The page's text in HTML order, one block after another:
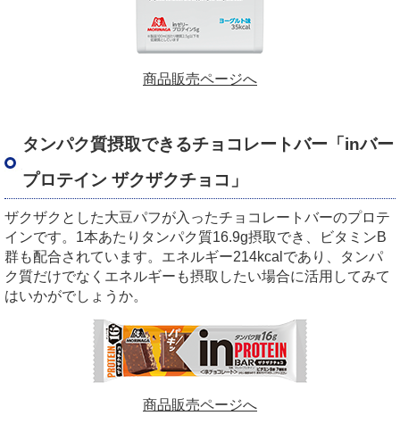
商品販売ページへ
タンパク質摂取できるチョコレートバー「inバー
プロテイン ザクザクチョコ」
ザクザクとした大豆パフが入ったチョコレートバーのプロテ
インです。1本あたりタンパク質16.9g摂取でき、ビタミンB
群も配合されています。エネルギー214kcalであり、タンパ
ク質だけでなくエネルギーも摂取したい場合に活用してみて
はいかがでしょうか。
商品販売ページへ